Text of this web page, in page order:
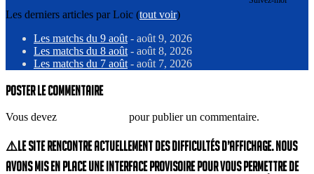
Les derniers articles par Loic (tout voir)
Les matchs du 9 août - août 9, 2026
Les matchs du 8 août - août 8, 2026
Les matchs du 7 août - août 7, 2026
Poster le commentaire
Vous devez pour publier un commentaire.
⚠️Le site rencontre actuellement des difficultés d’affichage. Nous
avons mis en place une interface provisoire pour vous permettre de